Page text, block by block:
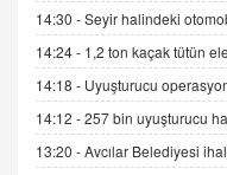
ADEM AKÖL
Esed
Sednaya
11.12.2024
DR.
14:30 -Seyir halindeki
14:24 - 1,2 ton kaçak tütün
14:18 - Uyuşturucu
14:12 -257 bin uyuşturucu
13:20 -Avcılar Belediyesi